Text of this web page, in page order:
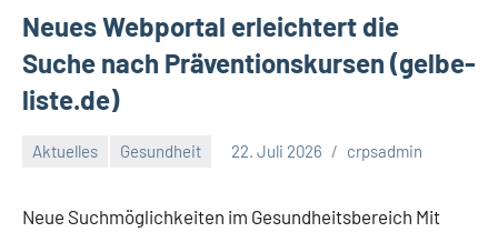
Neues Webportal erleichtert die
Suche nach Präventionskursen (gelbe-
liste.de)
Aktuelles Gesundheit 22. Juli 2026 crpsadmin
Neue Suchmöglichkeiten im Gesundheitsbereich Mit